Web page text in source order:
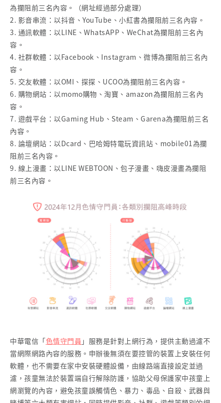
為攔阻前三名內容。（網址經過部分處理）
2. 影音串流：以抖音、YouTube、小紅書為攔阻前三名內容。
3. 通訊軟體：以LINE、WhatsAPP、WeChat為攔阻前三名內
容。
4. 社群軟體：以Facebook、Instagram、微博為攔阻前三名內
容。
5. 交友軟體：以OMI、探探、UCOO為攔阻前三名內容。
6. 購物網站：以momo購物、淘寶、amazon為攔阻前三名內
容。
7. 遊戲平台：以Gaming Hub、Steam、Garena為攔阻前三名
內容。
8. 論壇網站：以Dcard、巴哈姆特電玩資訊站、mobile01為攔
阻前三名內容。
9. 線上漫畫：以LINE WEBTOON、包子漫畫、嗨皮漫畫為攔阻
前三名內容。
中華電信「色情守門員 」服務是針對上網行為，提供主動過濾不
當網際網路內容的服務。申辦後無須在要控管的裝置上安裝任何
軟體，也不需要在家中安裝硬體設備，由線路端直接設定並過
濾，孩童無法於裝置端自行解除防護，協助父母保護家中孩童上
網瀏覽的內容，避免孩童誤觸情色、暴力、毒品、自殺、武器與